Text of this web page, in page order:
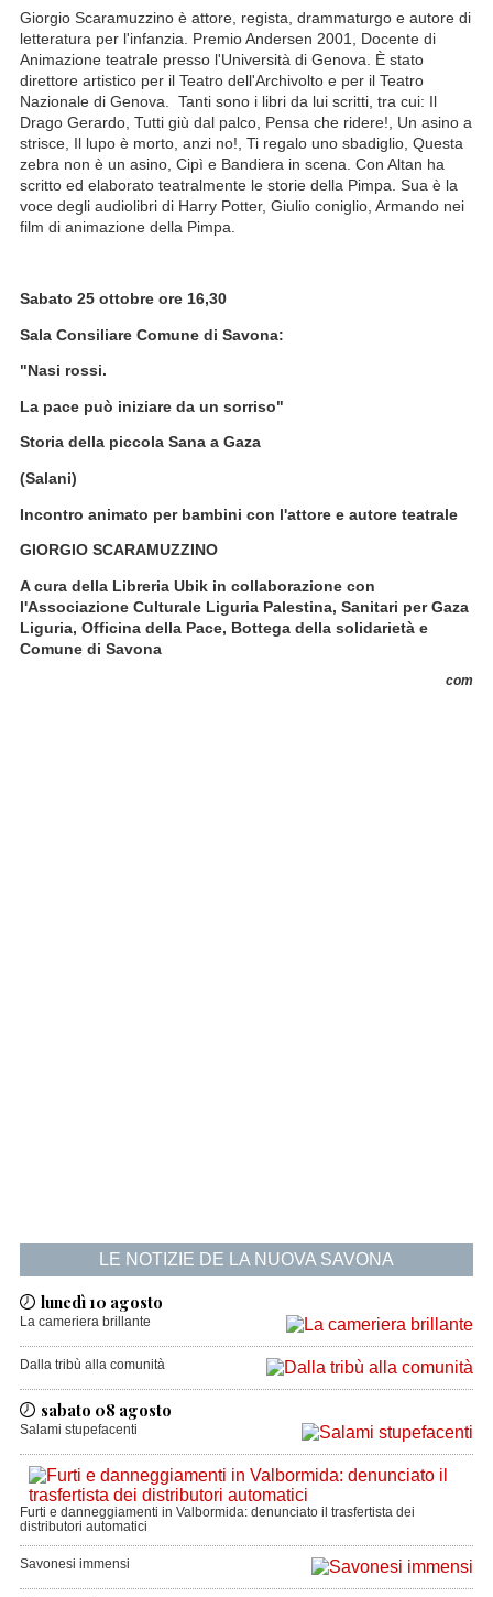
Giorgio Scaramuzzino è attore, regista, drammaturgo e autore di
letteratura per l'infanzia. Premio Andersen 2001, Docente di
Animazione teatrale presso l'Università di Genova. È stato
direttore artistico per il Teatro dell'Archivolto e per il Teatro
Nazionale di Genova. Tanti sono i libri da lui scritti, tra cui: Il
Drago Gerardo, Tutti giù dal palco, Pensa che ridere!, Un asino a
strisce, Il lupo è morto, anzi no!, Ti regalo uno sbadiglio, Questa
zebra non è un asino, Cipì e Bandiera in scena. Con Altan ha
scritto ed elaborato teatralmente le storie della Pimpa. Sua è la
voce degli audiolibri di Harry Potter, Giulio coniglio, Armando nei
film di animazione della Pimpa.
Sabato 25 ottobre ore 16,30
Sala Consiliare Comune di Savona:
"Nasi rossi.
La pace può iniziare da un sorriso"
Storia della piccola Sana a Gaza
(Salani)
Incontro animato per bambini con l'attore e autore teatrale
GIORGIO SCARAMUZZINO
A cura della Libreria Ubik in collaborazione con
l'Associazione Culturale Liguria Palestina, Sanitari per Gaza
Liguria, Officina della Pace, Bottega della solidarietà e
Comune di Savona
com
LE NOTIZIE DE LA NUOVA SAVONA
lunedì 10 agosto
La cameriera brillante
Dalla tribù alla comunità
sabato 08 agosto
Salami stupefacenti
Furti e danneggiamenti in Valbormida: denunciato il trasfertista dei
distributori automatici
Savonesi immensi